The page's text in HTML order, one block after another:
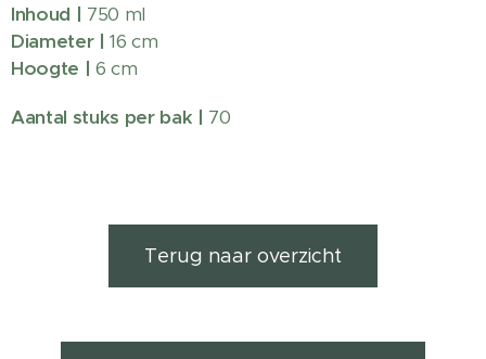
Inhoud | 750 ml
Diameter | 16 cm
Hoogte | 6 cm
Aantal stuks per bak | 70
Terug naar overzicht